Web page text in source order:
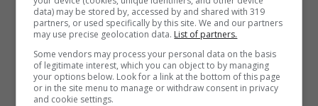
misura anti Covid. Il politico e critico d’arte
si avvicina all’attrice con l’intenzione di
baciarla e stringerle la mano, lei cerca di
tirarsi indietro “ammonendo” Sgarbi,
data) may be stored by, accessed by and shared with 319
partners, or used specifically by this site. We and our partners
may use precise geolocation data. List of partners.
Some vendors may process your personal data on the basis
of legitimate interest, which you can object to by managing
your options below. Look for a link at the bottom of this page
or in the site menu to manage or withdraw consent in privacy
and cookie settings.